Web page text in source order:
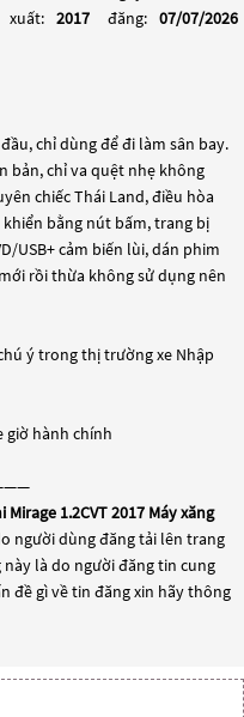
xuất: 2017
đăng: 07/07/2026
chỉ dùng để đi làm sân bay.
bản, chỉ va quệt nhẹ không
chiếc Thái Land, điều hòa
bằng nút bấm, trang bị
USB+ cảm biến lùi, dán phim
rồi thừa không sử dụng nên
ý trong thị trường xe Nhập
giờ hành chính
Mirage 1.2CVT 2017 Máy xăng
người dùng đăng tải lên trang
là do người đăng tin cung
đề gì về tin đăng xin hãy thông